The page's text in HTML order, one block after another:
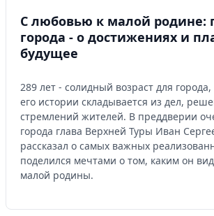
С любовью к малой родине:
города - о достижениях и
будущее
289 лет - солидный возраст для
его истории складывается из дел,
стремлений жителей. В преддверии
города глава Верхней Туры Иван
рассказал о самых важных
поделился мечтами о том, каким он
малой родины.